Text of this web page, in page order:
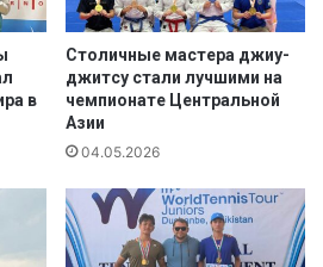
в
Столичные мастера джиу-
джитсу стали лучшими на
чемпионате Центральной
Азии
04.05.2026